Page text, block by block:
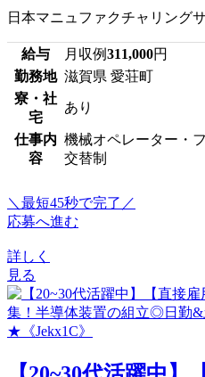
日本マニュファクチャリング
給与 月収例311,000円
勤務地 滋賀県 愛荘町
寮・社
宅
あり
仕事内
容
機械オペレーター・
交替制
＼最短45秒で完了／
応募へ進む
詳しく
見る